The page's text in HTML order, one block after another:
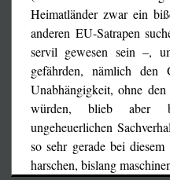
ausgezählten
Ausland bei87,08%der
auch in diesem Bericht
Stimmenanteil von Orbans
gefallen sei, aber es ist
existenzgefährdende
Wahlergebnis nicht
Auslandsungarn haben
Soros-beherrschten
Heimatländer zwar ein
anderen EU-Satrapen
servil gewesen sein –,
gefährden, nämlich den
Unabhängigkeit, ohne
würden, blieb aber
ungeheuerlichen
so sehr gerade bei
harschen, bislang